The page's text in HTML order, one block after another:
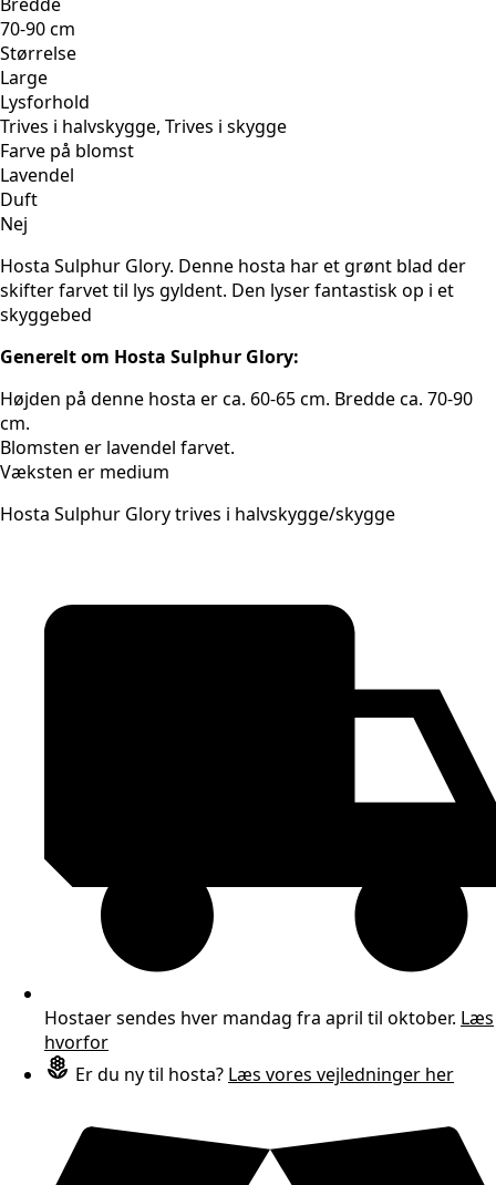
70-90 cm
Størrelse
Large
Lysforhold
Trives i halvskygge, Trives i skygge
Farve på blomst
Lavendel
Duft
Nej
Hosta Sulphur Glory. Denne hosta har et grønt blad der
skifter farvet til lys gyldent. Den lyser fantastisk op i et
skyggebed
Generelt om Hosta Sulphur Glory:
Højden på denne hosta er ca. 60-65 cm. Bredde ca. 70-90
cm.
Blomsten er lavendel farvet.
Væksten er medium
Hosta Sulphur Glory trives i halvskygge/skygge
Hostaer sendes hver mandag fra april til oktober. Læs
hvorfor
Er du ny til hosta? Læs vores vejledninger her